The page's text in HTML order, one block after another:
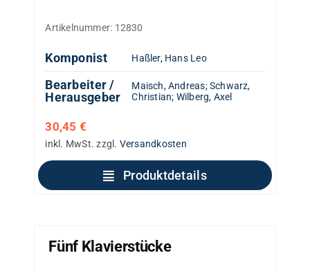
Artikelnummer: 12830
Komponist Haßler, Hans Leo
Bearbeiter /
Herausgeber
Maisch, Andreas;Schwarz,
Christian; Wilberg, Axel
30,45 €
inkl. MwSt. zzgl. Versandkosten
Produktdetails
Fünf Klavierstücke